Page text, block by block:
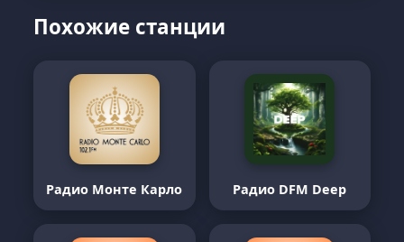
Похожие станции
Радио Монте Карло Радио DFM Deep